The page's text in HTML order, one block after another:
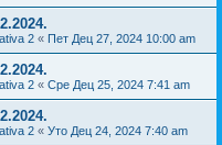
2 « Пет Дец 27, 2024 10:00 am
2 « Сре Дец 25, 2024 7:41 am
2 « Уто Дец 24, 2024 7:40 am